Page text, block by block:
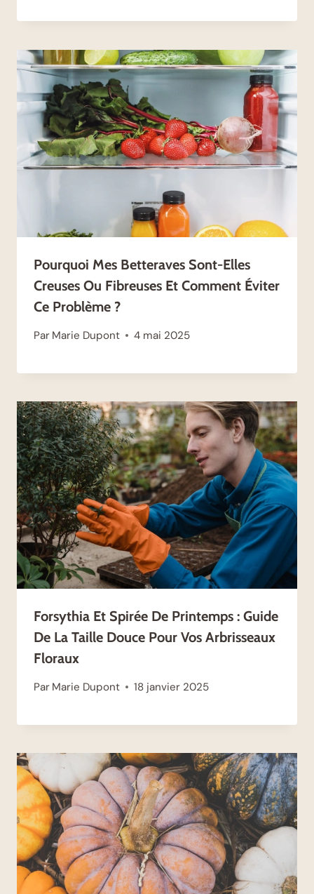
Pourquoi Mes Betteraves Sont-Elles
Creuses Ou Fibreuses Et Comment Éviter
Ce Problème ?
Par Marie Dupont 4 mai 2025
Forsythia Et Spirée De Printemps : Guide
De La Taille Douce Pour Vos Arbrisseaux
Floraux
Par Marie Dupont 18 janvier 2025